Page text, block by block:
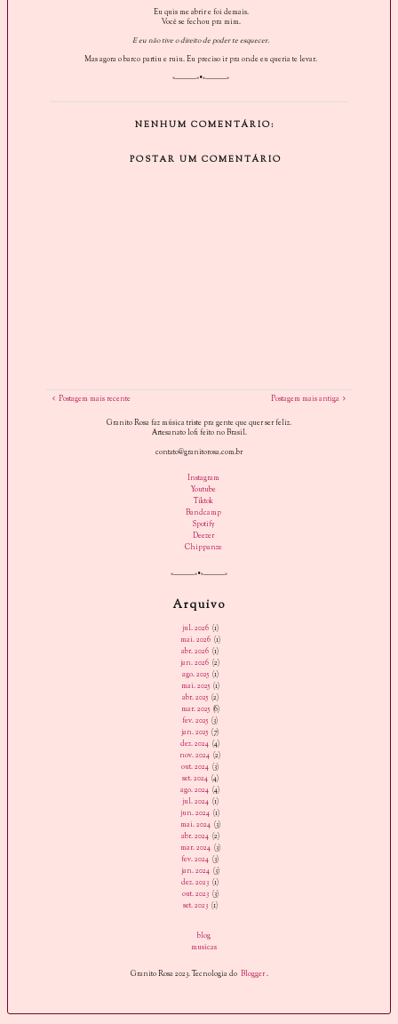
Eu quis me abrir e foi demais.
Você se fechou pra mim.
E eu não tive o direito de poder te esquecer.
Mas agora o barco partiu e ruiu. Eu preciso ir pra onde eu queria te levar.
«———«•»———»
NENHUM COMENTÁRIO:
POSTAR UM COMENTÁRIO
Postagem mais antiga
Postagem mais recente
Granito Rosa faz música triste pra gente que quer ser feliz.
Artesanato lofi feito no Brasil.
contato@granitorosa.com.br
Instagram
Youtube
Tiktok
Bandcamp
Spotify
Deezer
Chippanze
«———«•»———»
Arquivo
jul. 2026 (1)
mai. 2026 (1)
abr. 2026 (1)
jan. 2026 (2)
ago. 2025 (1)
mai. 2025 (1)
abr. 2025 (2)
mar. 2025 (6)
fev. 2025 (3)
jan. 2025 (7)
dez. 2024 (4)
nov. 2024 (2)
out. 2024 (3)
set. 2024 (4)
ago. 2024 (4)
jul. 2024 (1)
jun. 2024 (1)
mai. 2024 (3)
abr. 2024 (2)
mar. 2024 (3)
fev. 2024 (3)
jan. 2024 (3)
dez. 2023 (1)
out. 2023 (3)
set. 2023 (1)
blog
musicas
Granito Rosa 2023. Tecnologia do Blogger .